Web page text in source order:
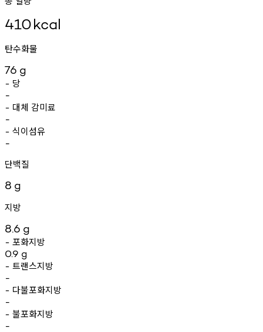
410kcal
탄수화물
76 g
- 당
-
- 대체 감미료
-
- 식이섬유
-
단백질
8 g
지방
8.6 g
- 포화지방
0.9 g
- 트랜스지방
-
- 다불포화지방
-
- 불포화지방
-